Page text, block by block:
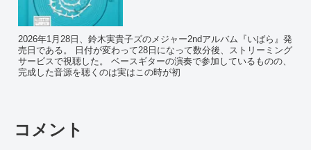
2026年1月28日、鈴木実貴子ズのメジャー2ndアルバム『いばら』発
売日である。 日付が変わって28日になって数分後、ストリーミング
サービスで視聴した。 ベースギターの演奏で参加しているものの、
完成した音源を聴くのは実はこの時が初
コメント